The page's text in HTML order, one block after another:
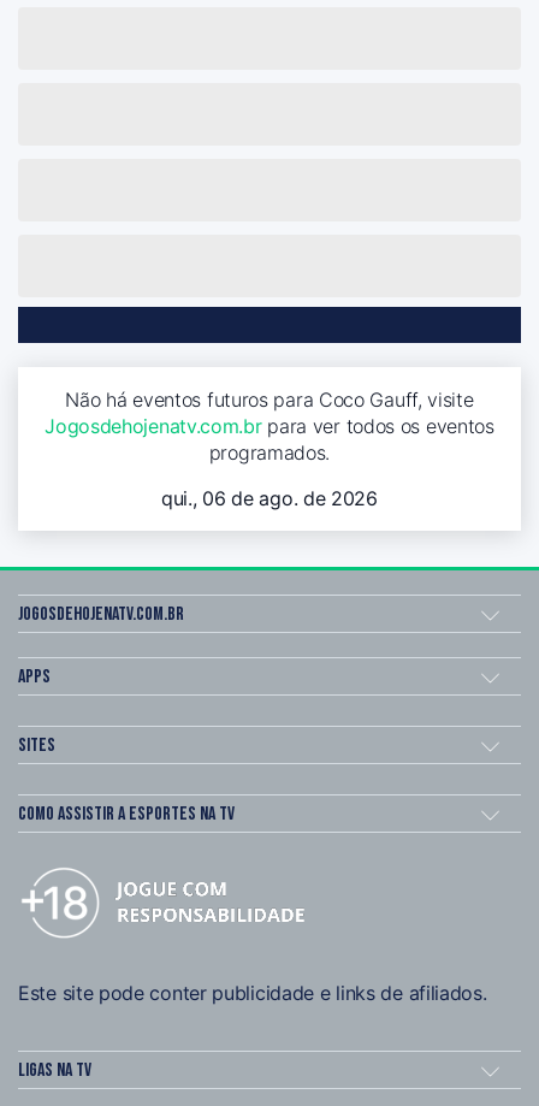
Não há eventos futuros para Coco Gauff, visite
Jogosdehojenatv.com.brpara ver todos os eventos
programados.
qui., 06 de ago. de 2026
Jogosdehojenatv.com.br
Apps
Sites
Como assistir a esportes na TV
Este site pode conter publicidade e links de afiliados.
Ligas na TV